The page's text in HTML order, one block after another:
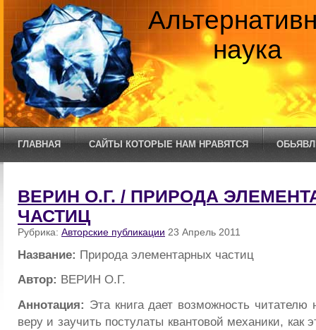
наука
ГЛАВНАЯ САЙТЫ КОТОРЫЕ НАМ НРАВЯТСЯ
ВЕРИН О.Г. / ПРИРОДА
ЧАСТИЦ
Рубрика: Авторские публикации 23 Апрель 2011
Название: Природа элементарных частиц
Автор: ВЕРИН О.Г.
Аннотация: Эта книга дает возможность читателю
веру и заучить постулаты квантовой механики, как